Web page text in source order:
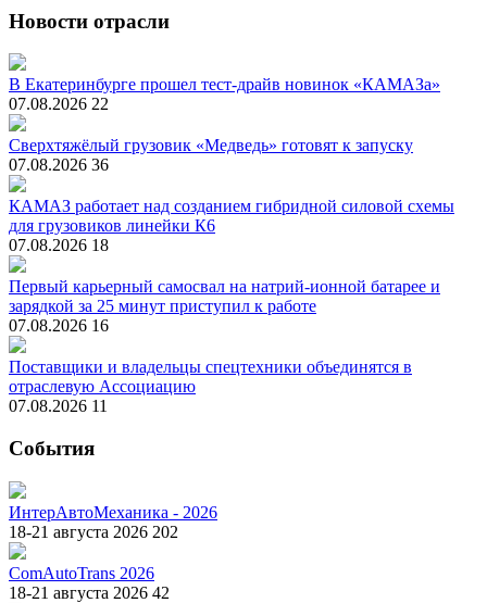
Новости отрасли
В Екатеринбурге прошел тест-драйв новинок «КАМАЗа»
07.08.2026 22
Сверхтяжёлый грузовик «Медведь» готовят к запуску
07.08.2026 36
КАМАЗ работает над созданием гибридной силовой схемы
для грузовиков линейки К6
07.08.2026 18
Первый карьерный самосвал на натрий-ионной батарее и
зарядкой за 25 минут приступил к работе
07.08.2026 16
Поставщики и владельцы спецтехники объединятся в
отраслевую Ассоциацию
07.08.2026 11
События
ИнтерАвтоМеханика - 2026
18-21 августа 2026 202
ComAutoTrans 2026
18-21 августа 2026 42